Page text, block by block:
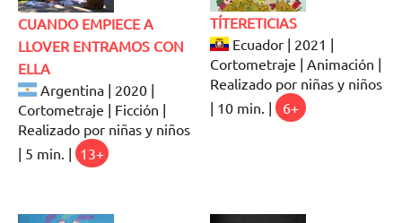
CUANDO EMPIECE A
LLOVER ENTRAMOS CON
ELLA
Argentina | 2020 |
Cortometraje | Ficción |
Realizado por niñas y niños
| 5 min. | 13+
TÍTERETICIAS
Ecuador | 2021 |
Cortometraje | Animación |
Realizado por niñas y niños
| 10 min. |
6+